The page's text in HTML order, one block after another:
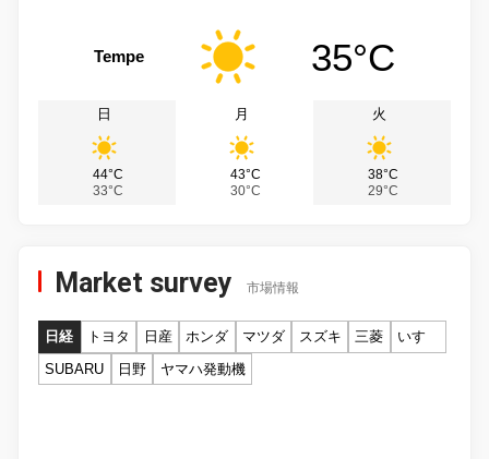
Tempe 35°C
日
44°C
33°C
月
43°C
30°C
火
38°C
29°C
Market survey 市場情報
日経 トヨタ 日産 ホンダ マツダ スズキ 三菱
いすゞ
SUBARU
日野 ヤマハ発動機